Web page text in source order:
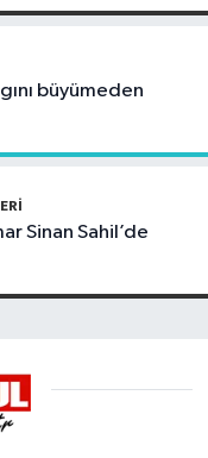
büyümeden
Sinan Sahil’de